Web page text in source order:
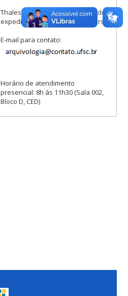
Thales Vicente Benassi - Chefe de
expediente da secretaria do Curso
E-mail para contato:
Horário de atendimento
presencial: 8h às 11h30 (Sala 002,
Bloco D, CED)